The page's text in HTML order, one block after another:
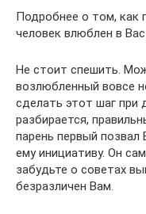
Подробнее о том, как
человек влюблен в
Не стоит спешить.
возлюбленный вовсе
сделать этот шаг при
разбирается,
парень первый позвал
ему инициативу. Он
забудьте о советах
безразличен Вам.